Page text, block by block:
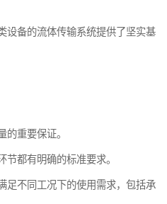
设备的流体传输系统提供了坚实基
的重要保证。
都有明确的标准要求。
足不同工况下的使用需求，包括承